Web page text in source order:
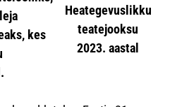
Heategevuslikku
teatejooksu
2023. aastal
kes